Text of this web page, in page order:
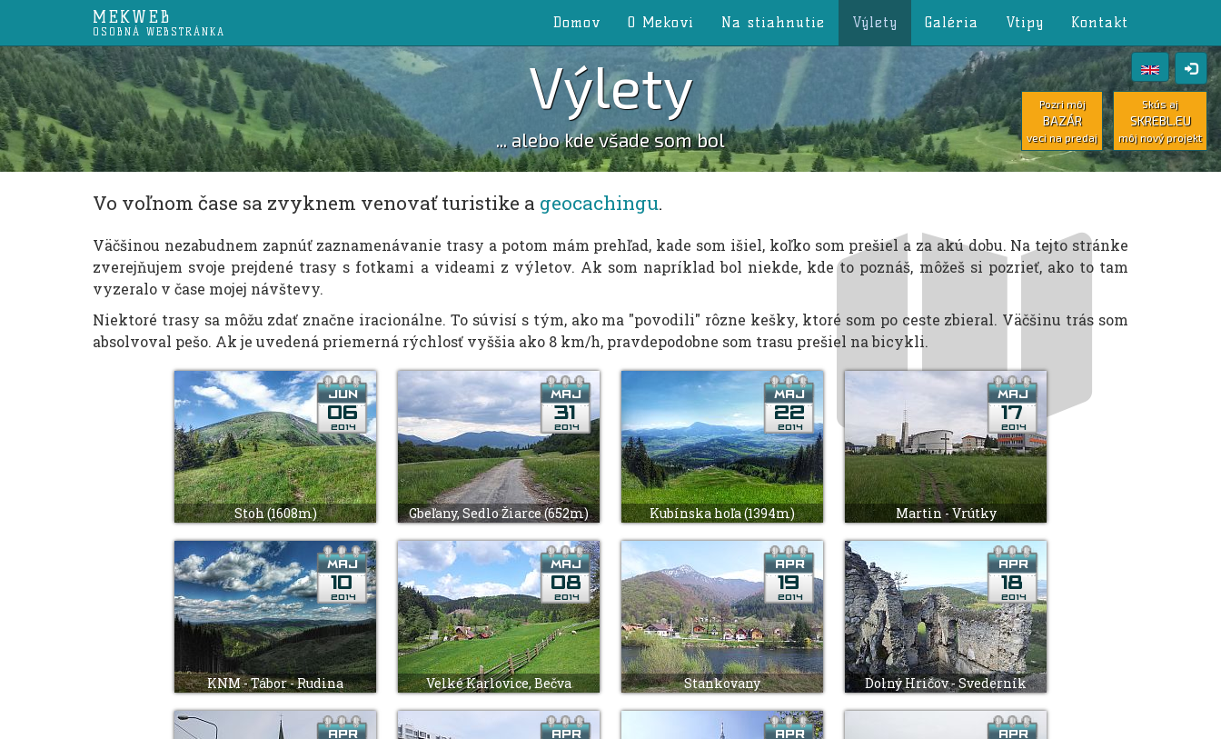
MEKWEB
OSOBNÁ WEBSTRÁNKA
Domov O Mekovi Na stiahnutie Výlety Galéria Vtipy Kontakt
Výlety
... alebo kde všade som bol
Skús aj
SKREBL.EU
môj nový projekt
Pozri môj
BAZÁR
veci na predaj
Vo voľnom čase sa zvyknem venovať turistike a geocachingu.
Väčšinou nezabudnem zapnúť zaznamenávanie trasy a potom mám prehľad, kade som išiel, koľko som prešiel a za akú dobu. Na tejto stránke
zverejňujem svoje prejdené trasy s fotkami a videami z výletov. Ak som napríklad bol niekde, kde to poznáš, môžeš si pozrieť, ako to tam
vyzeralo v čase mojej návštevy.
Niektoré trasy sa môžu zdať značne iracionálne. To súvisí s tým, ako ma "povodili" rôzne kešky, ktoré som po ceste zbieral. Väčšinu trás som
absolvoval pešo. Ak je uvedená priemerná rýchlosť vyššia ako 8 km/h, pravdepodobne som trasu prešiel na bicykli.
Stoh (1608m) Gbeľany, Sedlo Žiarce (652m) Kubínska hoľa (1394m) Martin - Vrútky
KNM - Tábor - Rudina Velké Karlovice, Bečva Stankovany Dolný Hričov - Svederník